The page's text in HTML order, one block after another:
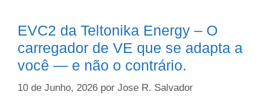
EVC2 da Teltonika Energy – O
carregador de VE que se adapta a
você — e não o contrário.
10 de Junho, 2026 por Jose R. Salvador